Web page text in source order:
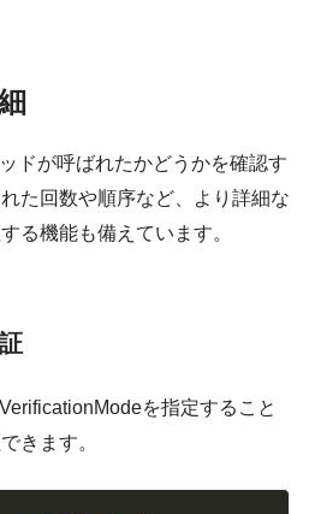
ドが呼ばれたかどうかを確認す
た回数や順序など、より詳細な
る機能も備えています。
を指定すること
きます。